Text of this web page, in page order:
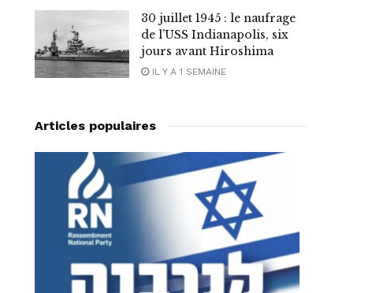
30 juillet 1945 : le naufrage
de l’USS Indianapolis, six
jours avant Hiroshima
IL Y A 1 SEMAINE
Articles populaires